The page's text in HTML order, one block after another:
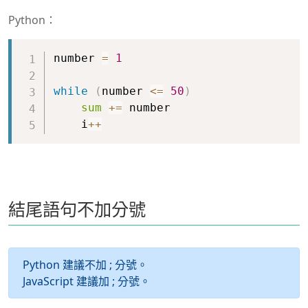
Python：
number = 1
while ( number <= 50 )
sum += number
    i
++
結尾語句不加分號
Python 建議不加 ; 分號。
JavaScript 建議加 ; 分號。